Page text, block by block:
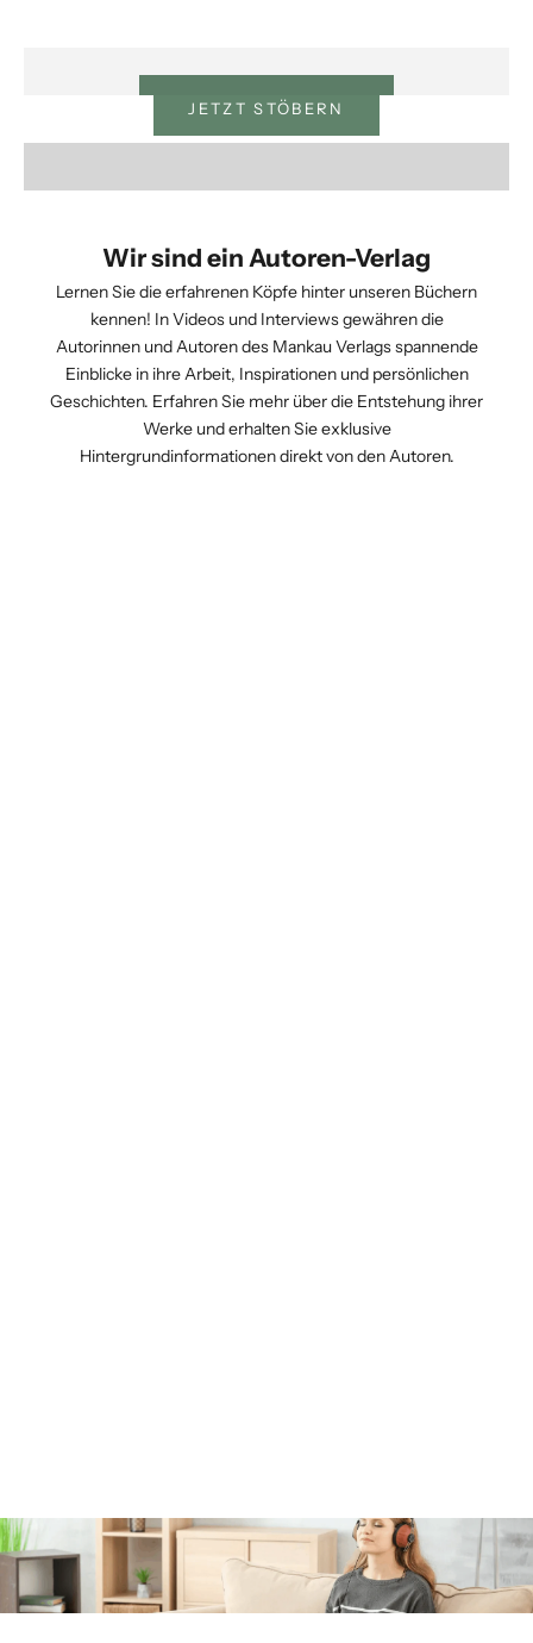
JETZT ENTDECKEN
JETZT STÖBERN
Audio & Video
HIER REINHÖREN
Wir sind ein Autoren-Verlag
Lernen Sie die erfahrenen Köpfe hinter unseren Büchern
kennen! In Videos und Interviews gewähren die
Autorinnen und Autoren des Mankau Verlags spannende
Einblicke in ihre Arbeit, Inspirationen und persönlichen
Geschichten. Erfahren Sie mehr über die Entstehung ihrer
Werke und erhalten Sie exklusive
Hintergrundinformationen direkt von den Autoren.